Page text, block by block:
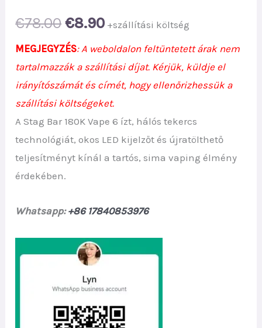
€78.00 Original
price
was:
€78.00.
€8.90Current
price
is:
€8.90.
+szállítási költség
MEGJEGYZÉS: A weboldalon feltüntetett árak nem
tartalmazzák a szállítási díjat. Kérjük, küldje el
irányítószámát és címét, hogy ellenőrizhessük a
szállítási költségeket.
A Stag Bar 180K Vape 6 ízt, hálós tekercs
technológiát, okos LED kijelzőt és újratölthető
teljesítményt kínál a tartós, sima vaping élmény
érdekében.
Whatsapp:+86 17840853976